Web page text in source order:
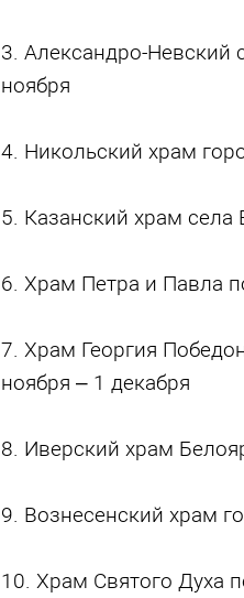
3. Александро-Невский
ноября
4. Никольский храм
5. Казанский храм села
6. Храм Петра и Павла
7. Храм Георгия
ноября – 1 декабря
8. Иверский храм
9. Вознесенский храм
10. Храм Святого Духа